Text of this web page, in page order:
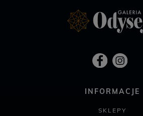
INFORMACJE
SKLEPY